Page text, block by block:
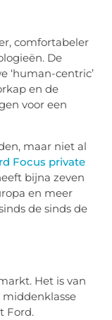
comfortabeler
De
‘human-centric’
en de
voor een
maar niet al
Focus private
bijna zeven
en meer
de sinds de
Het is van
middenklasse
Ford.